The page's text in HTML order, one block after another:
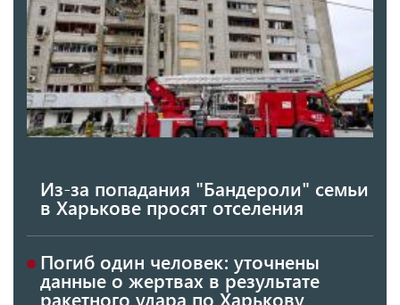
Из-за попадания "Бандероли" семьи
в Харькове просят отселения
Погиб один человек: уточнены
данные о жертвах в результате
ракетного удара по Харькову